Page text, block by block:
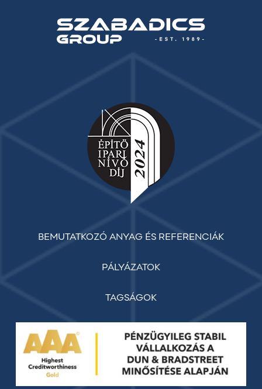
BEMUTATKOZÓ ANYAG ÉS REFERENCIÁK
PÁLYÁZATOK
TAGSÁGOK